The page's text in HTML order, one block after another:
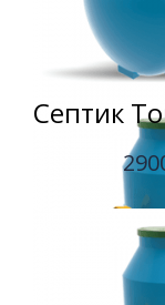
Септик